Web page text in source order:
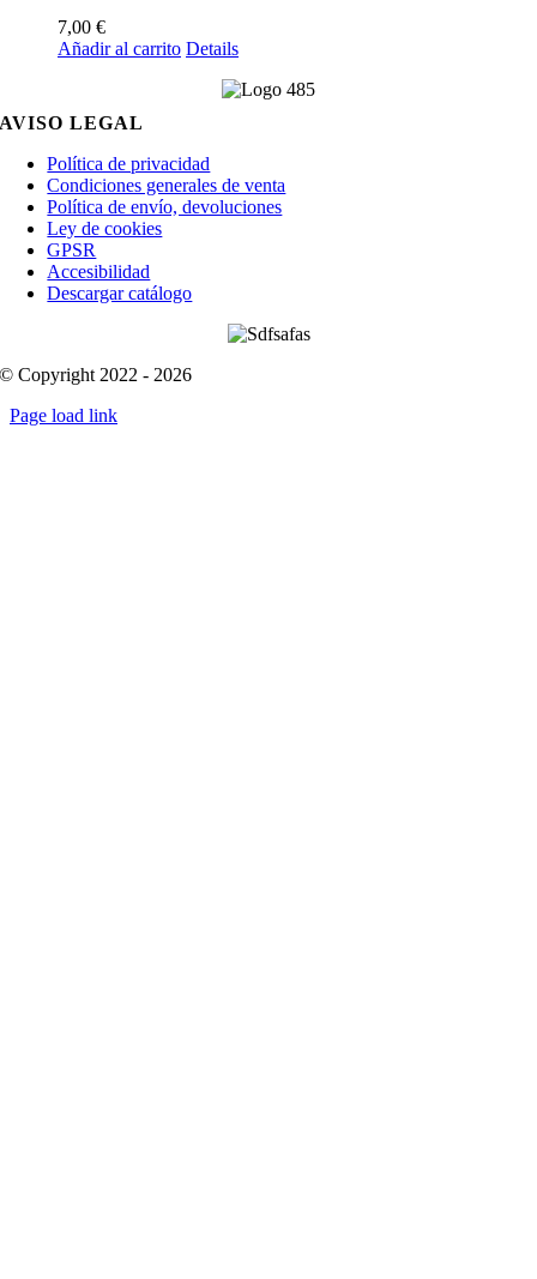
7,00 €
Añadir al carrito Details
AVISO LEGAL
Política de privacidad
Condiciones generales de venta
Política de envío, devoluciones
Ley de cookies
GPSR
Accesibilidad
Descargar catálogo
© Copyright 2022 - 2026
Page load link